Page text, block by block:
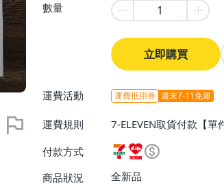
數量
立即購買
運費活動 運費抵用券 週末7-11免運
運費規則
7-ELEVEN取貨付款【
0】、宅配/貨運【單件運
付款方式
商品狀況
全新品